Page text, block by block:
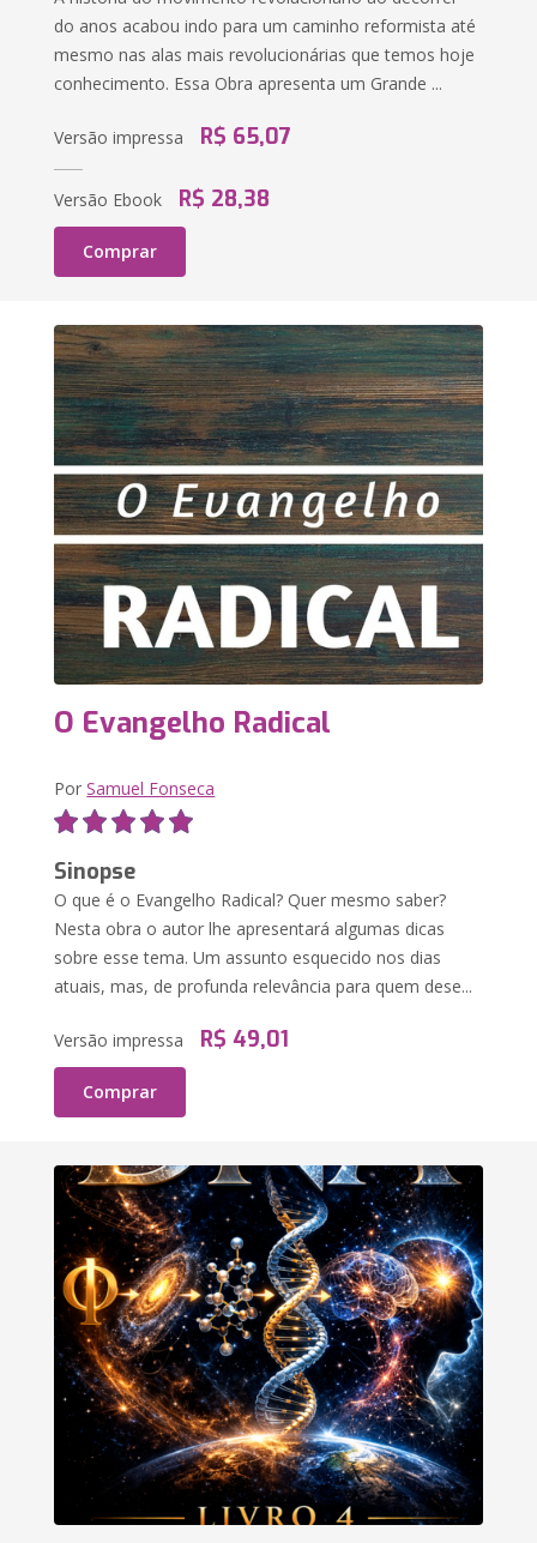
do anos acabou indo para um caminho reformista até
mesmo nas alas mais revolucionárias que temos hoje
conhecimento. Essa Obra apresenta um Grande ...
Versão impressa R$ 65,07
Versão Ebook R$ 28,38
Comprar
O Evangelho Radical
PorSamuel Fonseca
Sinopse
O que é o Evangelho Radical? Quer mesmo saber?
Nesta obra o autor lhe apresentará algumas dicas
sobre esse tema. Um assunto esquecido nos dias
atuais, mas, de profunda relevância para quem dese...
Versão impressa R$ 49,01
Comprar